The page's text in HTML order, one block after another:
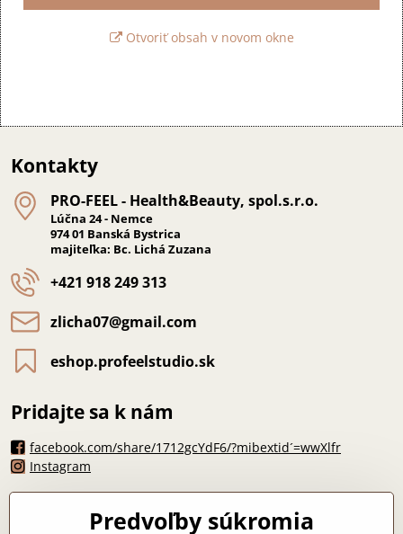
Otvoriť obsah v novom okne
Kontakty
PRO-FEEL - Health&Beauty, spol​.s​.r​.o​.
Lúčna 24 - Nemce
974 01 Banská Bystrica
majiteľka: Bc. Lichá Zuzana
+421 918 249 313
zlicha07​@gmail​.com
eshop​.profeelstudio​.sk
Pridajte sa k nám
facebook.com/share/1712gcYdF6/?mibextid´=wwXlfr
Instagram
Máte otázku?
Predvoľby súkromia